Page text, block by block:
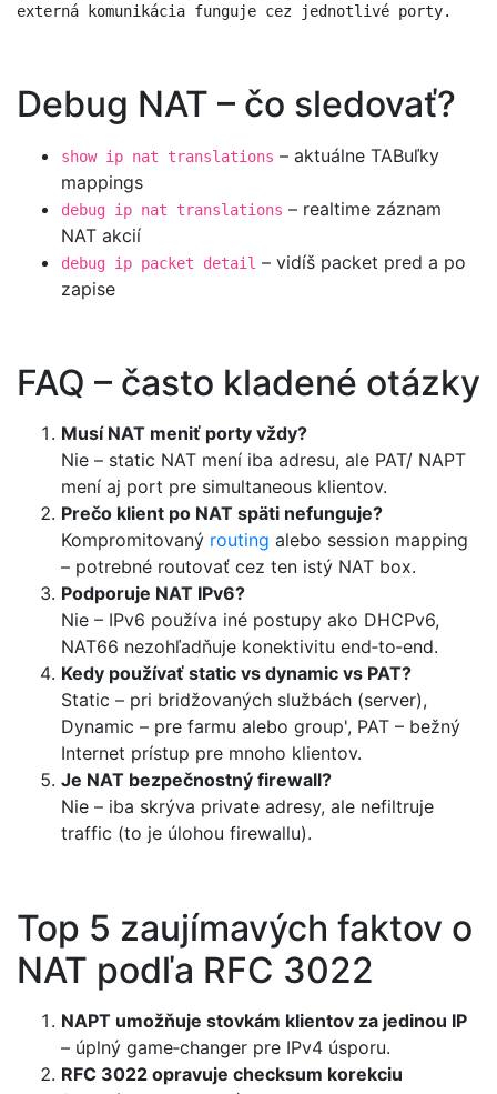
externá komunikácia funguje cez jednotlivé porty.
Debug NAT – čo sledovať?
show ip nat translations – aktuálne TABuľky
mappings
debug ip nat translations – realtime záznam
NAT akcií
debug ip packet detail – vidíš packet pred a po
zapise
FAQ – často kladené otázky
Musí NAT meniť porty vždy?
Nie – static NAT mení iba adresu, ale PAT/ NAPT
mení aj port pre simultaneous klientov.
Prečo klient po NAT späti nefunguje?
Kompromitovaný routing alebo session mapping
– potrebné routovať cez ten istý NAT box.
Podporuje NAT IPv6?
Nie – IPv6 používa iné postupy ako DHCPv6,
NAT66 nezohľadňuje konektivitu end‑to‑end.
Kedy používať static vs dynamic vs PAT?
Static – pri bridžovaných službách (server),
Dynamic – pre farmu alebo group', PAT – bežný
Internet prístup pre mnoho klientov.
Je NAT bezpečnostný firewall?
Nie – iba skrýva private adresy, ale nefiltruje
traffic (to je úlohou firewallu).
Top 5 zaujímavých faktov o
NAT podľa RFC 3022
NAPT umožňuje stovkám klientov za jedinou IP
– úplný game‑changer pre IPv4 úsporu.
RFC 3022 opravuje checksum korekciu